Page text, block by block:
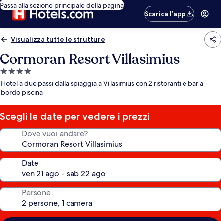
Passa alla sezione principale della pagina
Scarica l’app
Visualizza tutte le strutture
Cormoran Resort Villasimius
Struttura
a
4.0
stelle
Hotel a due passi dalla spiaggia a Villasimius con 2 ristoranti e bar a
bordo piscina
Scegli le date per vedere i prezzi
Dove vuoi andare?
Date
Persone